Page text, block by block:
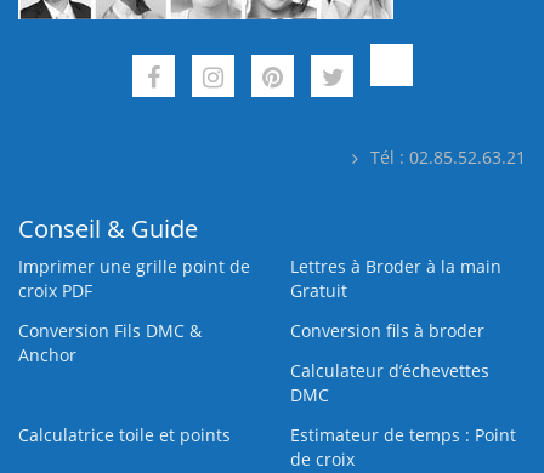
Tél : 02.85.52.63.21
Conseil & Guide
Imprimer une grille point de
croix PDF
Lettres à Broder à la main
Gratuit
Conversion Fils DMC &
Anchor
Conversion fils à broder
Calculateur d’échevettes
DMC
Calculatrice toile et points
Estimateur de temps : Point
de croix